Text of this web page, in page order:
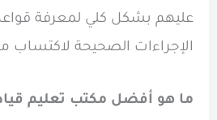
عليهم بشكل كلي لمعرفة
الإجراءات الصحيحة لاكتساب
ما هو أفضل مكتب تعليم